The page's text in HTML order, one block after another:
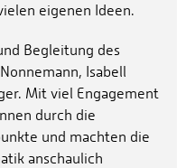
eigenen Ideen.
Begleitung des
Isabell
Mit viel Engagement
durch die
und machten die
anschaulich